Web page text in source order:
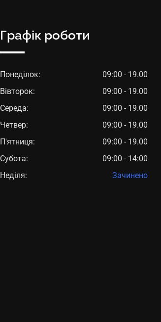
Графік роботи
Понеділок:
09:00 - 19.00
Вівторок:
09:00 - 19.00
Середа:
09:00 - 19.00
Четвер:
09:00 - 19.00
П'ятниця:
09:00 - 19.00
Субота:
09:00 - 14:00
Неділя:
Зачинено